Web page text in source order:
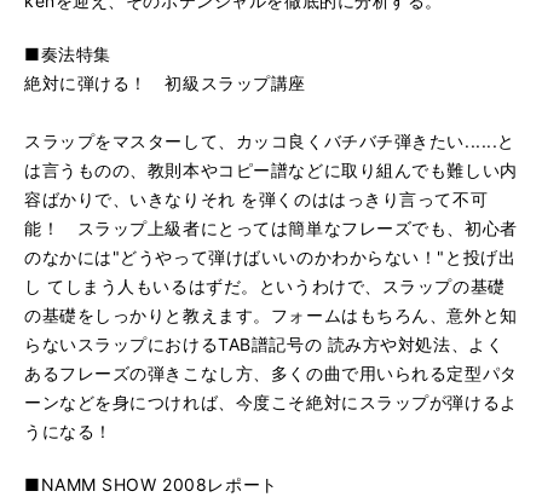
■奏法特集
絶対に弾ける！ 初級スラップ講座
スラップをマスターして、カッコ良くバチバチ弾きたい......と
は言うものの、教則本やコピー譜などに取り組んでも難しい内
容ばかりで、いきなりそれ を弾くのははっきり言って不可
能！ スラップ上級者にとっては簡単なフレーズでも、初心者
のなかには"どうやって弾けばいいのかわからない！"と投げ出
し てしまう人もいるはずだ。というわけで、スラップの基礎
の基礎をしっかりと教えます。フォームはもちろん、意外と知
らないスラップにおけるTAB譜記号の 読み方や対処法、よく
あるフレーズの弾きこなし方、多くの曲で用いられる定型パタ
ーンなどを身につければ、今度こそ絶対にスラップが弾けるよ
うになる！
■NAMM SHOW 2008レポート